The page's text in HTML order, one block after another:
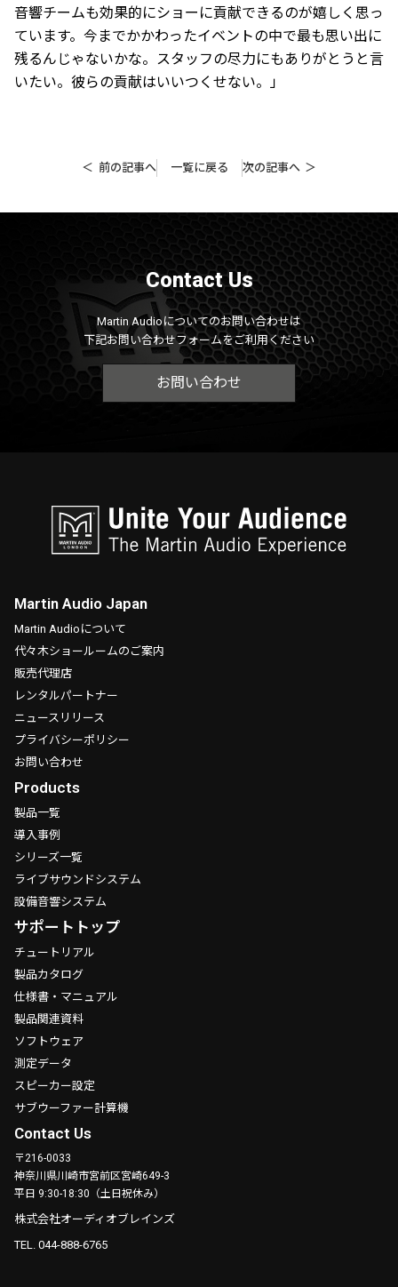
音響チームも効果的にショーに貢献できるのが嬉しく思っ
ています。今までかかわったイベントの中で最も思い出に
残るんじゃないかな。スタッフの尽力にもありがとうと言
いたい。彼らの貢献はいいつくせない。」
前の記事へ 一覧に戻る 次の記事へ
Contact Us
Martin Audioについてのお問い合わせは
下記お問い合わせフォームをご利用ください
お問い合わせ
Martin Audio Japan
Martin Audioについて
代々木ショールームのご案内
販売代理店
レンタルパートナー
ニュースリリース
プライバシーポリシー
お問い合わせ
Products
製品一覧
導入事例
シリーズ一覧
ライブサウンドシステム
設備音響システム
サポートトップ
チュートリアル
製品カタログ
仕様書・マニュアル
製品関連資料
ソフトウェア
測定データ
スピーカー設定
サブウーファー計算機
Contact Us
〒216-0033
神奈川県川崎市宮前区宮崎649-3
平日 9:30-18:30（土日祝休み）
株式会社オーディオブレインズ
TEL. 044-888-6765